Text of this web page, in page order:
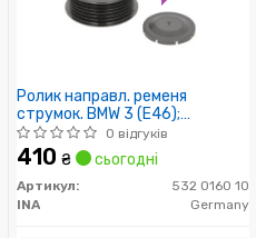
Ролик направл. ременя
струмок. BMW 3 (E46);
MERCEDES C (W203, W204)
0 відгуків
410 ₴ сьогодні
Артикул:
532 0160 10
INA
Germany